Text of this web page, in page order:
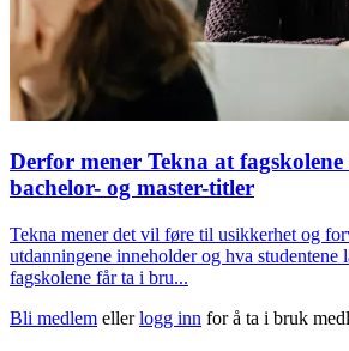
Derfor mener Tekna at
bachelor- og master-titler
Tekna mener det vil føre til usikkerhet og
utdanningene inneholder og hva studentene
fagskolene får ta i bru...
Bli medlem ellerlogg inn for å ta i bruk